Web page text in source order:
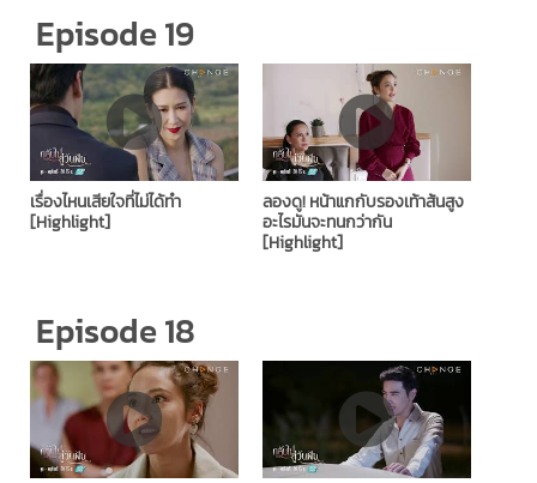
Episode 19
เรื่องไหนเสียใจที่ไม่ได้ทำ
[Highlight]
ลองดู! หน้าแกกับรองเท้าส้นสูง
อะไรมันจะทนกว่ากัน
[Highlight]
Episode 18